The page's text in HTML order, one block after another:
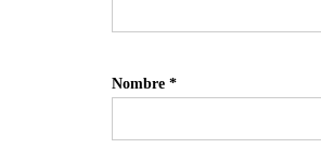
Nombre *